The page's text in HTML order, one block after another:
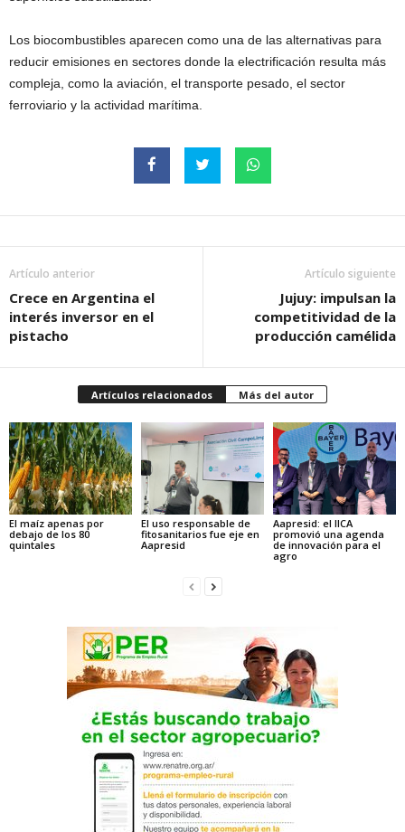
Los biocombustibles aparecen como una de las alternativas para
reducir emisiones en sectores donde la electrificación resulta más
compleja, como la aviación, el transporte pesado, el sector
ferroviario y la actividad marítima.
Artículo anterior
Crece en Argentina el
interés inversor en el
pistacho
Artículo siguiente
Jujuy: impulsan la
competitividad de la
producción camélida
Artículos relacionados Más del autor
El maíz apenas por
debajo de los 80
quintales
El uso responsable de
fitosanitarios fue eje en
Aapresid
Aapresid: el IICA
promovió una agenda
de innovación para el
agro